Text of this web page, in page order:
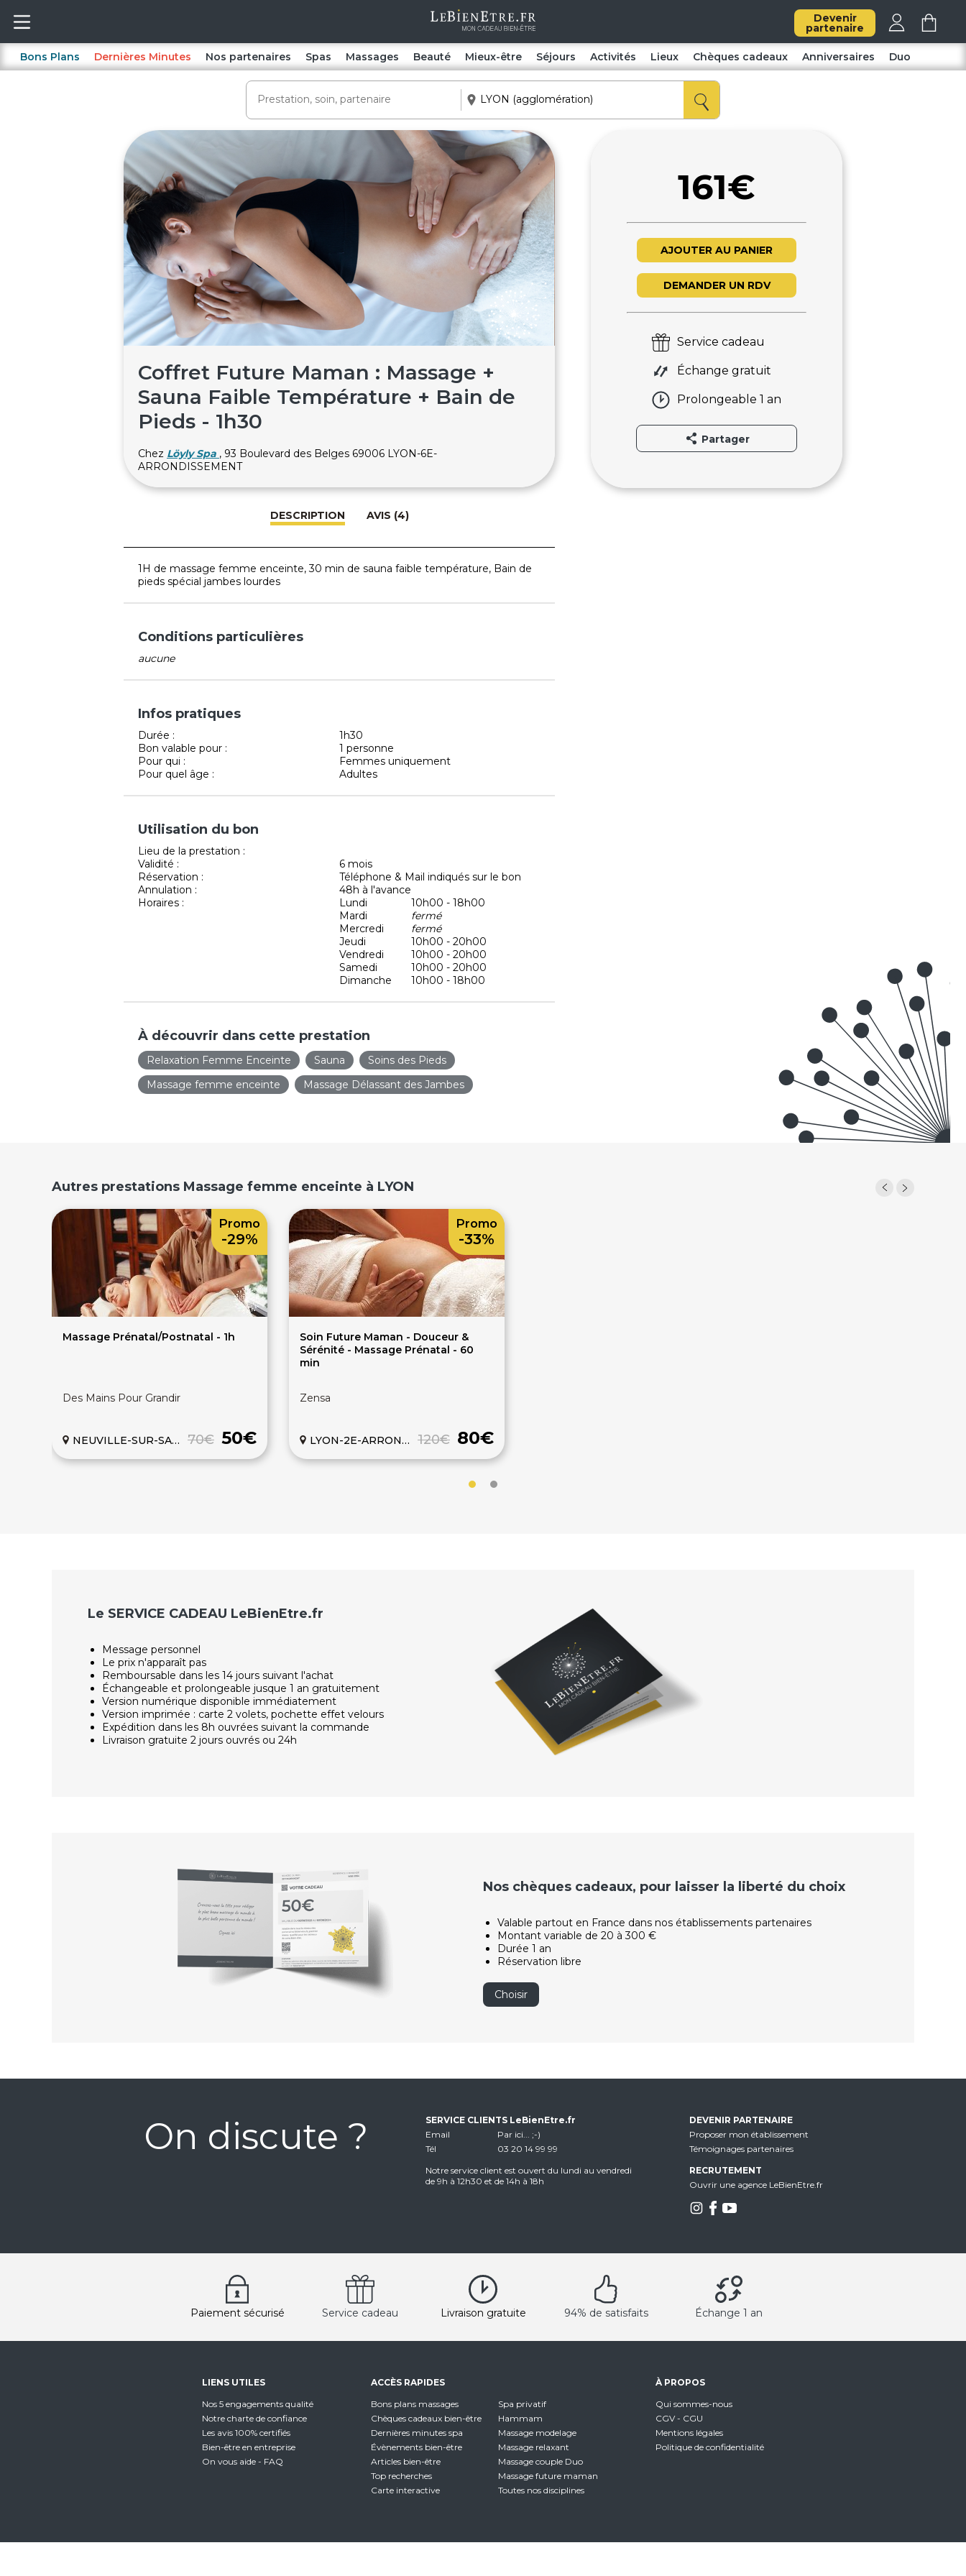
Devenir
partenaire
Bons Plans Dernières Minutes Nos partenaires Spas Massages Beauté Mieux-être Séjours Activités Lieux Chèques cadeaux Anniversaires Duo
Coffret Future Maman : Massage +
Sauna Faible Température + Bain de
Pieds - 1h30
Chez Löyly Spa , 93 Boulevard des Belges 69006 LYON-6E-
ARRONDISSEMENT
DESCRIPTION AVIS (4)
1H de massage femme enceinte, 30 min de sauna faible température, Bain de
pieds spécial jambes lourdes
Conditions particulières
aucune
Infos pratiques
Durée :
1h30
Bon valable pour :
1 personne
Pour qui :
Femmes uniquement
Pour quel âge :
Adultes
Utilisation du bon
Lieu de la prestation :
Validité :
6 mois
Réservation :
Téléphone & Mail indiqués sur le bon
Annulation :
48h à l'avance
Horaires :
Lundi
10h00 - 18h00
Mardi
fermé
Mercredi
fermé
Jeudi
10h00 - 20h00
Vendredi
10h00 - 20h00
Samedi
10h00 - 20h00
Dimanche
10h00 - 18h00
À découvrir dans cette prestation
Relaxation Femme Enceinte Sauna
Soins des Pieds
Massage femme enceinte
Massage Délassant des Jambes
161€
AJOUTER AU PANIER
DEMANDER UN RDV
Service cadeau
Échange gratuit
Prolongeable 1 an
Partager
Autres prestations Massage femme enceinte à LYON
Massage Prénatal/Postnatal - 1h
Des Mains Pour Grandir
70€ 50€
NEUVILLE-SUR-SAONE
Promo
-29%
Soin Future Maman - Douceur &
Sérénité - Massage Prénatal - 60
min
Zensa
120€ 80€
LYON-2E-ARRONDISSEMENT
Promo
-33%
Le SERVICE CADEAU LeBienEtre.fr
Message personnel
Le prix n'apparaît pas
Remboursable dans les 14 jours suivant l'achat
Échangeable et prolongeable jusque 1 an gratuitement
Version numérique disponible immédiatement
Version imprimée : carte 2 volets, pochette effet velours
Expédition dans les 8h ouvrées suivant la commande
Livraison gratuite 2 jours ouvrés ou 24h
Nos chèques cadeaux, pour laisser la liberté du choix
Valable partout en France dans nos établissements partenaires
Montant variable de 20 à 300 €
Durée 1 an
Réservation libre
Choisir
On discute ?
SERVICE CLIENTS LeBienEtre.fr
Email
Par ici... ;-)
Tél
03 20 14 99 99
Notre service client est ouvert du lundi au vendredi
de 9h à 12h30 et de 14h à 18h
DEVENIR PARTENAIRE
Proposer mon établissement
Témoignages partenaires
RECRUTEMENT
Ouvrir une agence LeBienEtre.fr
Paiement sécurisé Service cadeau Livraison gratuite 94% de satisfaits Échange 1 an
LIENS UTILES
Nos 5 engagements qualité
Notre charte de confiance
Les avis 100% certifiés
Bien-être en entreprise
On vous aide - FAQ
ACCÈS RAPIDES
Bons plans massages
Chèques cadeaux bien-être
Dernières minutes spa
Évènements bien-être
Articles bien-être
Top recherches
Carte interactive
Spa privatif
Hammam
Massage modelage
Massage relaxant
Massage couple Duo
Massage future maman
Toutes nos disciplines
À PROPOS
Qui sommes-nous
CGV - CGU
Mentions légales
Politique de confidentialité